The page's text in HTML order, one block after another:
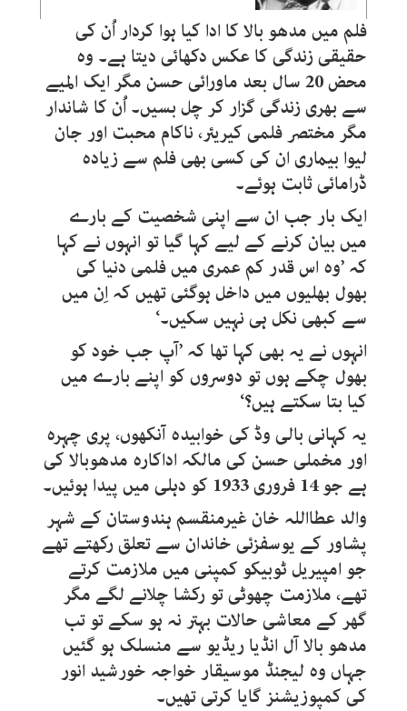
فلم میں مدھو بالا کا ادا کیا ہوا کردار اُن کی
حقیقی زندگی کا عکس دکھائی دیتا ہے۔ وہ
محض 20 سال بعد ماورائی حسن مگر ایک المیے
سے بھری زندگی گزار کر چل بسیں۔ اُن کا شاندار
مگر مختصر فلمی کیریئر، ناکام محبت اور جان
لیوا بیماری ان کی کسی بھی فلم سے زیادہ
ڈرامائی ثابت ہوئے۔
ایک بار جب ان سے اپنی شخصیت کے بارے
میں بیان کرنے کے لیے کہا گیا تو انہوں نے کہا
کہ ’وہ اس قدر کم عمری میں فلمی دنیا کی
بھول بھلیوں میں داخل ہوگئی تھیں کہ اِن میں
سے کبھی نکل ہی نہیں سکیں۔‘
انہوں نے یہ بھی کہا تھا کہ ’آپ جب خود کو
بھول چکے ہوں تو دوسروں کو اپنے بارے میں
کیا بتا سکتے ہیں؟‘
یہ کہانی بالی وڈ کی خوابیدہ آنکھوں، پری چہرہ
اور مخملی حسن کی مالکہ اداکارہ مدھوبالا کی
ہے جو 14 فروری 1933 کو دہلی میں پیدا ہوئیں۔
والد عطااللہ خان غیرمنقسم ہندوستان کے شہر
پشاور کے یوسفزئی خاندان سے تعلق رکھتے تھے
جو امپیریل ٹوبیکو کمپنی میں ملازمت کرتے
تھے، ملازمت چھوٹی تو رکشا چلانے لگے مگر
گھر کے معاشی حالات بہتر نہ ہو سکے تو تب
مدھو بالا آل انڈیا ریڈیو سے منسلک ہو گئیں
جہاں وہ لیجنڈ موسیقار خواجہ خورشید انور
کی کمپوزیشنز گایا کرتی تھیں۔